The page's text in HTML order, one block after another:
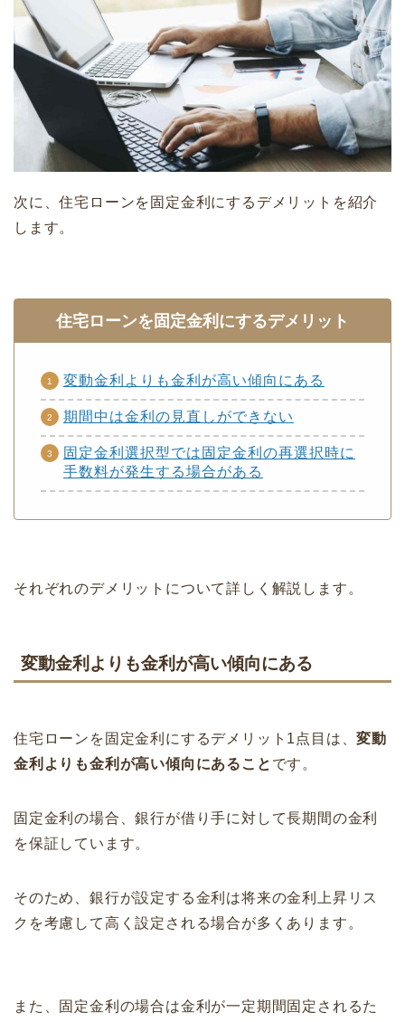
次に、住宅ローンを固定金利にするデメリットを紹介
します。
住宅ローンを固定金利にするデメリット
変動金利よりも金利が高い傾向にある
期間中は金利の見直しができない
固定金利選択型では固定金利の再選択時に
手数料が発生する場合がある
それぞれのデメリットについて詳しく解説します。
変動金利よりも金利が高い傾向にある
住宅ローンを固定金利にするデメリット1点目は、変動
金利よりも金利が高い傾向にあること です。
固定金利の場合、銀行が借り手に対して長期間の金利
を保証しています。
そのため、銀行が設定する金利は将来の金利上昇リス
クを考慮して高く設定される場合が多くあります。
また、固定金利の場合は金利が一定期間固定されるた